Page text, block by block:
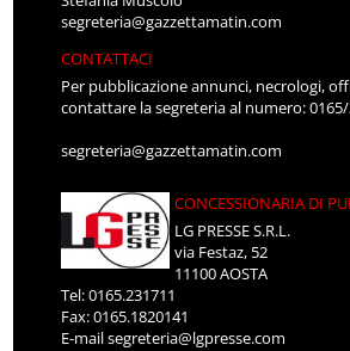
segreteria@gazzettamatin.com
CONTATTACI
Per pubblicazione annunci, necrologi,
contattare la segreteria al numero: 0165/
segreteria@gazzettamatin.com
CONCESSIONARIA DI
LG PRESSE S.R.L.
via Festaz, 52
11100 AOSTA
Tel: 0165.231711
Fax: 0165.1820141
E-mailsegreteria@lgpresse.com